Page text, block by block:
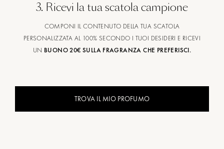
3. Ricevi la tua scatola campione
COMPONI IL CONTENUTO DELLA TUA SCATOLA
PERSONALIZZATA AL 100% SECONDO I TUOI DESIDERI E RICEVI
UN BUONO 20€ SULLA FRAGRANZA CHE PREFERISCI.
TROVA IL MIO PROFUMO